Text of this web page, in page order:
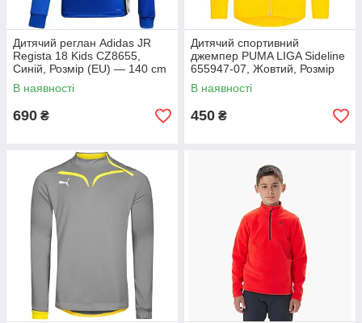
Дитячий реглан Adidas JR
Regista 18 Kids CZ8655,
Синій, Розмір (EU) — 140 cm
В наявності
690 ₴
Дитячий спортивний
джемпер PUMA LIGA Sideline
655947-07, Жовтий, Розмір
(EU) — 116cm
В наявності
450 ₴